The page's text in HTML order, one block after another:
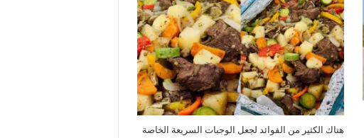
سريعة
في
المنزل
مغلقة
هناك الكثير من الفوائد لجعل الوجبات السريعة الخاصة